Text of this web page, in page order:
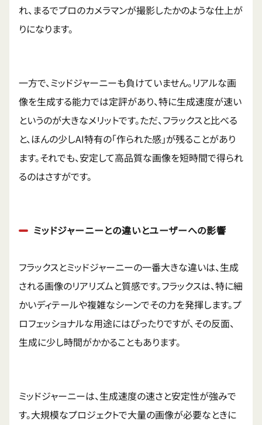
れ、まるでプロのカメラマンが撮影したかのような仕上が
りになります。
一方で、ミッドジャーニーも負けていません。リアルな画
像を生成する能力では定評があり、特に生成速度が速い
というのが大きなメリットです。ただ、フラックスと比べる
と、ほんの少しAI特有の「作られた感」が残ることがあり
ます。それでも、安定して高品質な画像を短時間で得られ
るのはさすがです。
ミッドジャーニーとの違いとユーザーへの影響
フラックスとミッドジャーニーの一番大きな違いは、生成
される画像のリアリズムと質感です。フラックスは、特に細
かいディテールや複雑なシーンでその力を発揮します。プ
ロフェッショナルな用途にはぴったりですが、その反面、
生成に少し時間がかかることもあります。
ミッドジャーニーは、生成速度の速さと安定性が強みで
す。大規模なプロジェクトで大量の画像が必要なときに